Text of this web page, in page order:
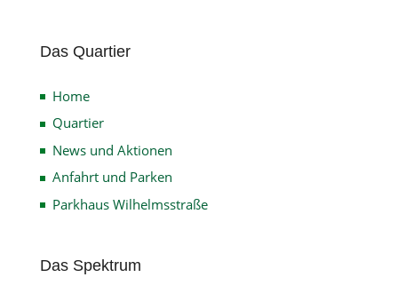
Das Quartier
Home
Quartier
News und Aktionen
Anfahrt und Parken
Parkhaus Wilhelmsstraße
Das Spektrum